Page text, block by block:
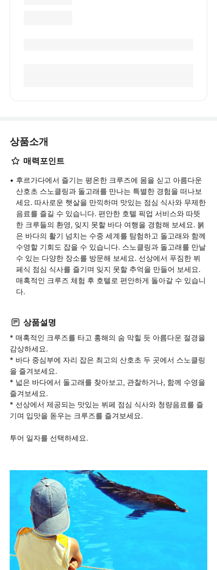
상품소개
매력포인트
후르가다에서 즐기는 평온한 크루즈에 몸을 싣고 아름다운
산호초 스노클링과 돌고래를 만나는 특별한 경험을 떠나보
세요. 따사로운 햇살을 만끽하며 맛있는 점심 식사와 무제한
음료를 즐길 수 있습니다. 편안한 호텔 픽업 서비스와 따뜻
한 크루들의 환영, 잊지 못할 바다 여행을 경험해 보세요. 붉
은 바다의 활기 넘치는 수중 세계를 탐험하고 돌고래와 함께
수영할 기회도 잡을 수 있습니다. 스노클링과 돌고래를 만날
수 있는 다양한 장소를 방문해 보세요. 선상에서 푸짐한 뷔
페식 점심 식사를 즐기며 잊지 못할 추억을 만들어 보세요.
매혹적인 크루즈 체험 후 호텔로 편안하게 돌아갈 수 있습니
다.
상품설명
* 매혹적인 크루즈를 타고 홍해의 숨 막힐 듯 아름다운 절경을
감상하세요.
* 바다 중심부에 자리 잡은 최고의 산호초 두 곳에서 스노클링
을 즐겨보세요.
* 넓은 바다에서 돌고래를 찾아보고, 관찰하거나, 함께 수영을
즐겨보세요.
* 선상에서 제공되는 맛있는 뷔페 점심 식사와 청량음료를 즐
기며 입맛을 돋우는 크루즈를 즐겨보세요.
투어 일자를 선택하세요.